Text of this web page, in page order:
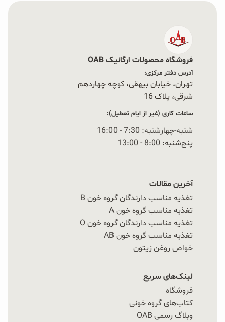
فروشگاه محصولات ارگانیک OAB
آدرس دفتر مرکزی:
تهران، خیابان بیهقی، کوچه چهاردهم
شرقی، پلاک 16‭
ساعات کاری (غیر از ایام تعطیل):
شنبه-چهارشنبه: 7:30 - 16:00
پنج‌شنبه: 8:00 - 13:00
آخرین مقالات
تغذیه مناسب دارندگان گروه خون B
تغذیه مناسب گروه خون A
تغذیه مناسب دارندگان گروه خون O
تغذیه مناسب گروه خون AB
خواص روغن زیتون
لینک‌های سریع
فروشگاه
کتاب‌های گروه خونی
وبلاگ رسمی OAB